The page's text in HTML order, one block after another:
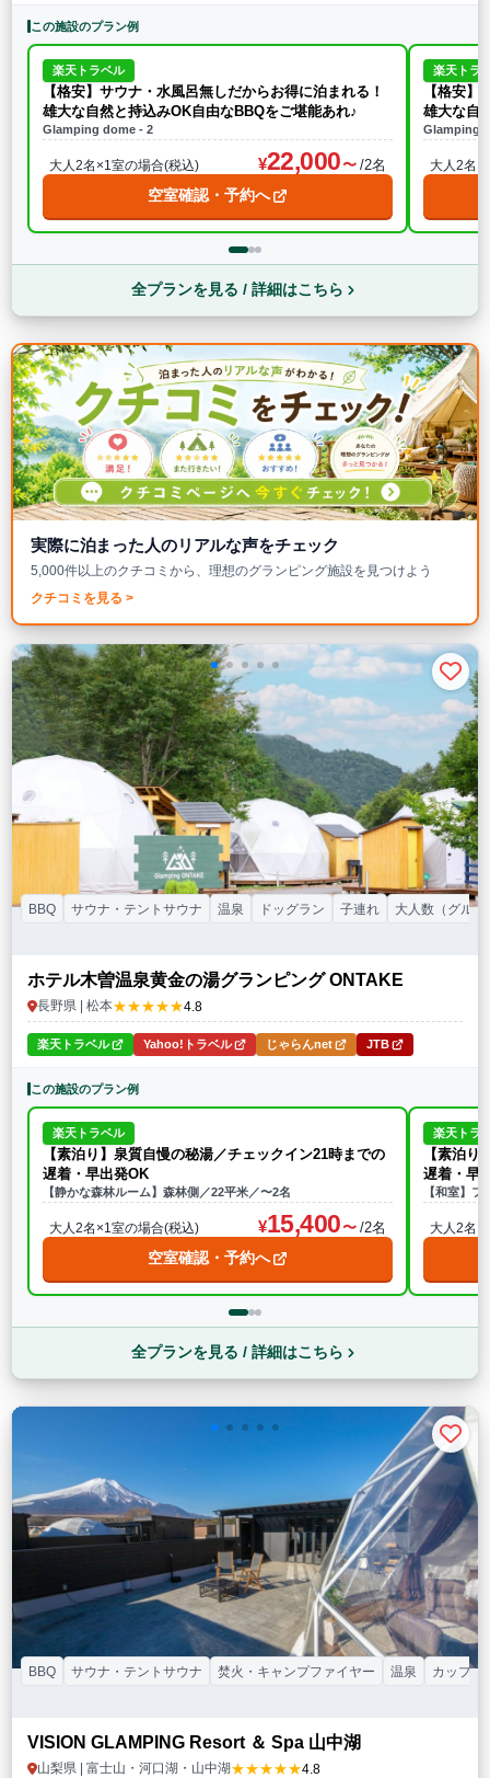
この施設のプラン例
楽天トラベル
【格安】サウナ・水風呂無しだからお得に泊まれる！
雄大な自然と持込みOK自由なBBQをご堪能あれ♪
Glamping dome - 2
大人2名×1室の場合(税込) 22,000 /2名
空室確認・予約へ
楽天トラ
【格安
雄大な自
Glamping
大人2名
全プランを見る / 詳細はこちら
実際に泊まった人のリアルな声をチェック
5,000件以上のクチコミから、理想のグランピング施設を見つけよう
クチコミを見る >
ホテル木曽温泉黄金の湯グランピング ONTAKE
長野県 | 松本★★★★★4.8
BBQ サウナ・テントサウナ 温泉 ドッグラン 子連れ 大人数（グルー
楽天トラベル Yahoo!トラベル じゃらんnet JTB
この施設のプラン例
楽天トラベル
【素泊り】泉質自慢の秘湯／チェックイン21時までの
遅着・早出発OK
【静かな森林ルーム】森林側／22平米／〜2名
大人2名×1室の場合(税込) 15,400 /2名
空室確認・予約へ
楽天トラ
【素泊
遅着・早
【和室】
大人2名
全プランを見る / 詳細はこちら
VISION GLAMPING Resort ＆ Spa 山中湖
山梨県 | 富士山・河口湖・山中湖★★★★★4.8
BBQ サウナ・テントサウナ 焚火・キャンプファイヤー 温泉 カップル